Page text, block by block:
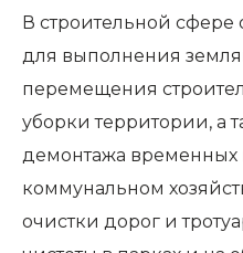
В строительной
для выполнения
перемещения
уборки территории, а
демонтажа временных
коммунальном
очистки дорог и